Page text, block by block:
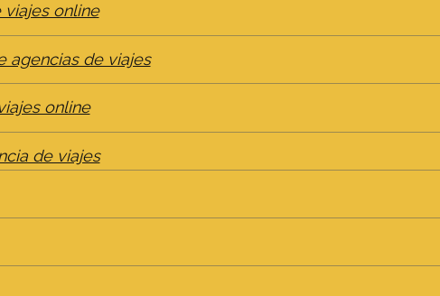
viajes online
agencias de viajes
online
de viajes